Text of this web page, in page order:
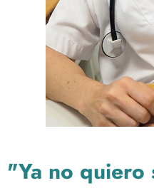
"Ya no quiero